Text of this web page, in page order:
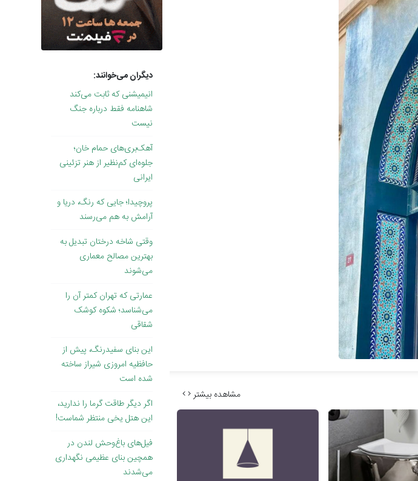
مشاهده بیشتر
دیگران می‌خوانند:
انیمیشنی که ثابت می‌کند
شاهنامه فقط درباره جنگ
نیست
آهک‌بری‌های حمام خان؛
جلوه‌ای کم‌نظیر از هنر تزئینی
ایرانی
پروچیدا؛ جایی که رنگ، دریا و
آرامش به هم می‌رسند
وقتی ‌شاخه درختان تبدیل به
بهترین مصالح معماری
می‌شوند
عمارتی که تهران کمتر آن را
می‌شناسد؛ شکوه کوشک
شقاقی
این بنای سفیدرنگ، پیش از
حافظیه امروزی شیراز ساخته
شده است
اگر دیگر طاقت گرما را ندارید،
این هتل یخی منتظر شماست!
فیل‌های باغ‌وحش لندن در
همچین بنای عظیمی نگهداری
می‌شدند